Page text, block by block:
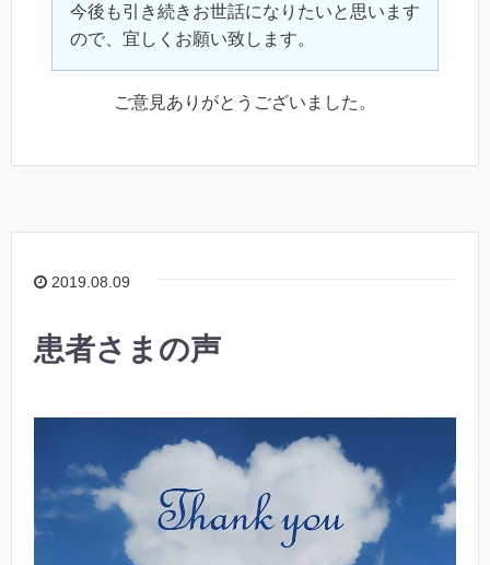
今後も引き続きお世話になりたいと思います
ので、宜しくお願い致します。
ご意見ありがとうございました。
2019.08.09
患者さまの声